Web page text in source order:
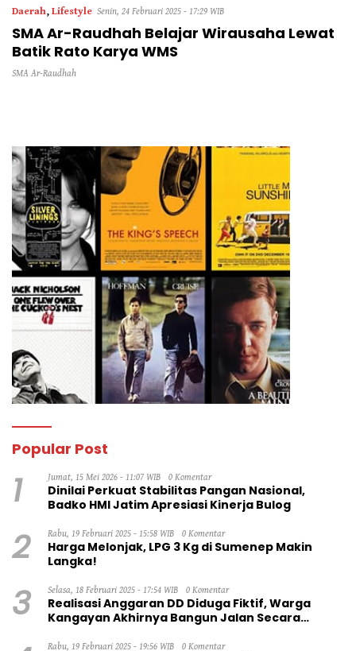
Daerah, Lifestyle Senin, 24 Februari 2025 - 17:29 WIB
SMA Ar-Raudhah Belajar Wirausaha Lewat
Batik Rato Karya WMS
SMA Ar-Raudhah
Popular Post
1 Jumat, 15 Mei 2026 - 11:07 WIB 0 Komentar
Dinilai Perkuat Stabilitas Pangan Nasional,
Badko HMI Jatim Apresiasi Kinerja Bulog
2 Rabu, 19 Februari 2025 - 15:58 WIB 0 Komentar
Harga Melonjak, LPG 3 Kg di Sumenep Makin
Langka!
3 Selasa, 18 Februari 2025 - 17:54 WIB 0 Komentar
Realisasi Anggaran DD Diduga Fiktif, Warga
Kangayan Akhirnya Bangun Jalan Secara
Rabu, 19 Februari 2025 - 19:56 WIB 0 Komentar